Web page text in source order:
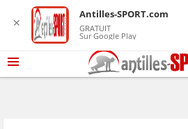
✕
Antilles-SPORT.com
GRATUIT
Sur Google Play